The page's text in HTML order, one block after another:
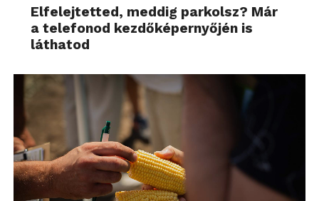
Elfelejtetted, meddig parkolsz? Már
a telefonod kezdőképernyőjén is
láthatod